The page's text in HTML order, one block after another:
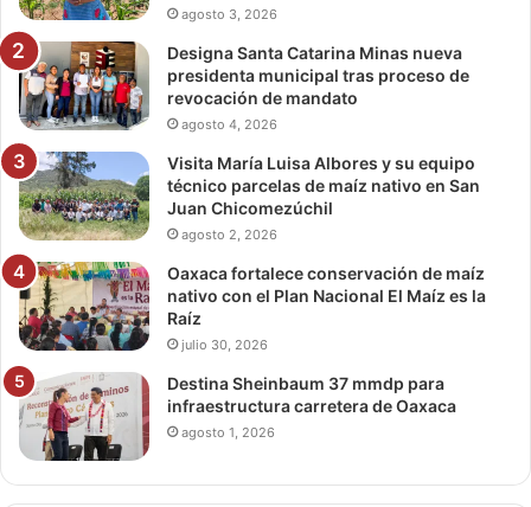
agosto 3, 2026
Designa Santa Catarina Minas nueva
presidenta municipal tras proceso de
revocación de mandato
agosto 4, 2026
Visita María Luisa Albores y su equipo
técnico parcelas de maíz nativo en San
Juan Chicomezúchil
agosto 2, 2026
Oaxaca fortalece conservación de maíz
nativo con el Plan Nacional El Maíz es la
Raíz
julio 30, 2026
Destina Sheinbaum 37 mmdp para
infraestructura carretera de Oaxaca
agosto 1, 2026